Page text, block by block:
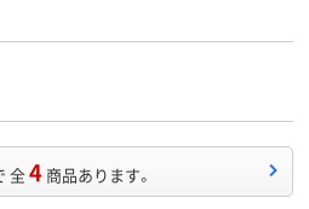
全4 商品あります。